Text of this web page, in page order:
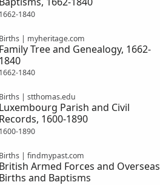
1662-1840
Births | myheritage.com
Family Tree and Genealogy, 1662-
1840
1662-1840
Births | stthomas.edu
Luxembourg Parish and Civil
Records, 1600-1890
1600-1890
Births | findmypast.com
British Armed Forces and Overseas
Births and Baptisms